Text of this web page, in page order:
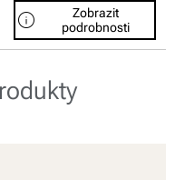
info
Zobrazit
podrobnosti